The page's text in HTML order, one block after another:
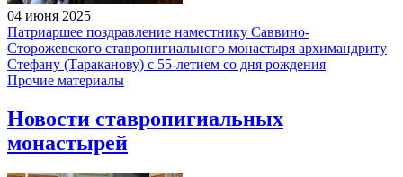
04 июня 2025
Патриаршее поздравление наместнику Саввино-
Сторожевского ставропигиального монастыря архимандриту
Стефану (Тараканову) с 55-летием со дня рождения
Прочие материалы
Новости ставропигиальных
монастырей